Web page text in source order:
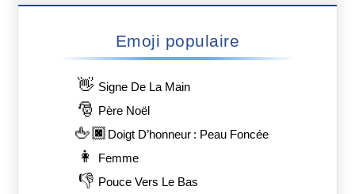
Emoji populaire
👋 Signe De La Main
🎅 Père Noël
🖕🏿 Doigt D’honneur : Peau Foncée
👩 Femme
👎 Pouce Vers Le Bas